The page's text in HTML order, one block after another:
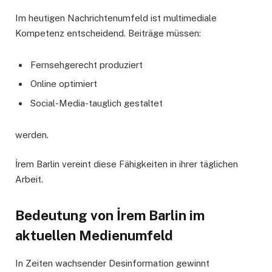
Im heutigen Nachrichtenumfeld ist multimediale
Kompetenz entscheidend. Beiträge müssen:
Fernsehgerecht produziert
Online optimiert
Social-Media-tauglich gestaltet
werden.
İrem Barlin vereint diese Fähigkeiten in ihrer täglichen
Arbeit.
Bedeutung von İrem Barlin im
aktuellen Medienumfeld
In Zeiten wachsender Desinformation gewinnt